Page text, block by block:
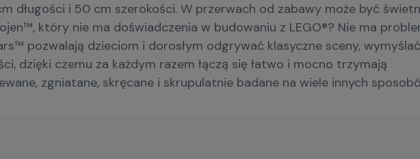
długości i 50 cm szerokości. W przerwach od zabawy może być
który nie ma doświadczenia w budowaniu z LEGO®? Nie ma
pozwalają dzieciom i dorosłym odgrywać klasyczne sceny,
dzięki czemu za każdym razem łączą się łatwo i mocno trzymają
zgniatane, skręcane i skrupulatnie badane na wiele innych